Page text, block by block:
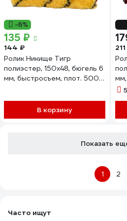
-6%
135 ₽
144 ₽
Ролик Никище Тигр
полиэстер, 150x48, бюгель 6
мм, быстросъем, плот. 500
В корзину
5
Показать
1 2
Часто ищут